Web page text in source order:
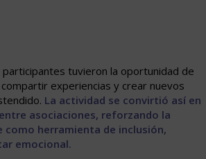
tuvieron la oportunidad de
experiencias y crear nuevos
La actividad se convirtió así en
asociaciones, reforzando la
herramienta de inclusión,
emocional.